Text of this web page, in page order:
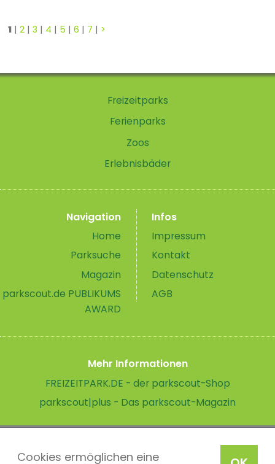
Cookies ermöglichen eine
1| 2| 3 | 4 | 5 | 6 | 7 | >
Freizeitparks
Ferienparks
Zoos
Erlebnisbäder
Navigation
Home
Parksuche
Magazin
parkscout.de PUBLIKUMS
AWARD
Infos
Impressum
Kontakt
Datenschutz
AGB
Mehr Informationen
FREIZEITPARK.DE - der parkscout-Shop
parkscout|plus - Das parkscout-Magazin